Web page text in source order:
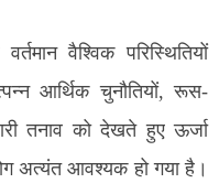
वैश्विक परिस्थितियों
आर्थिक चुनौतियों, रूस-
तनाव को देखते हुए ऊर्जा
अत्यंत आवश्यक हो गया है।